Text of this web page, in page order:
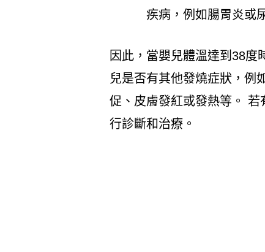
疾病，例如腸胃炎或
因此，當嬰兒體溫達到38度
兒是否有其他發燒症狀，例
促、皮膚發紅或發熱等。
行診斷和治療。